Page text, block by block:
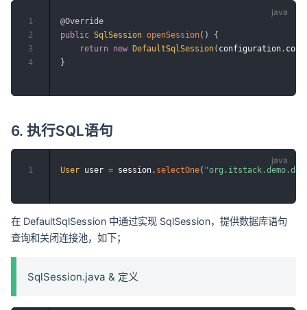
@Override
public SqlSession openSession( )
{
return new DefaultSqlSession( configuration .
}
1
2
3
4
6. 执行SQL语句
User user = session . selectOne(
1
在 DefaultSqlSession 中通过实现 SqlSession，提供数据库语句
查询和关闭连接池，如下；
SqlSession.java & 定义